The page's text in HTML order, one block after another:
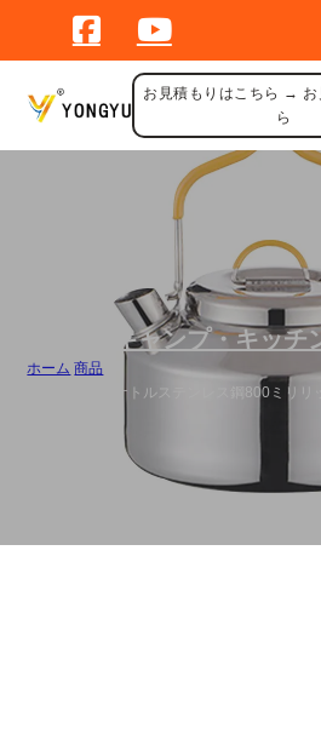
お見積もりはこちら → お
ら
キャンプ・キッチ
ホーム /商品
卸売キャンプケトルステンレス鋼800ミリリ